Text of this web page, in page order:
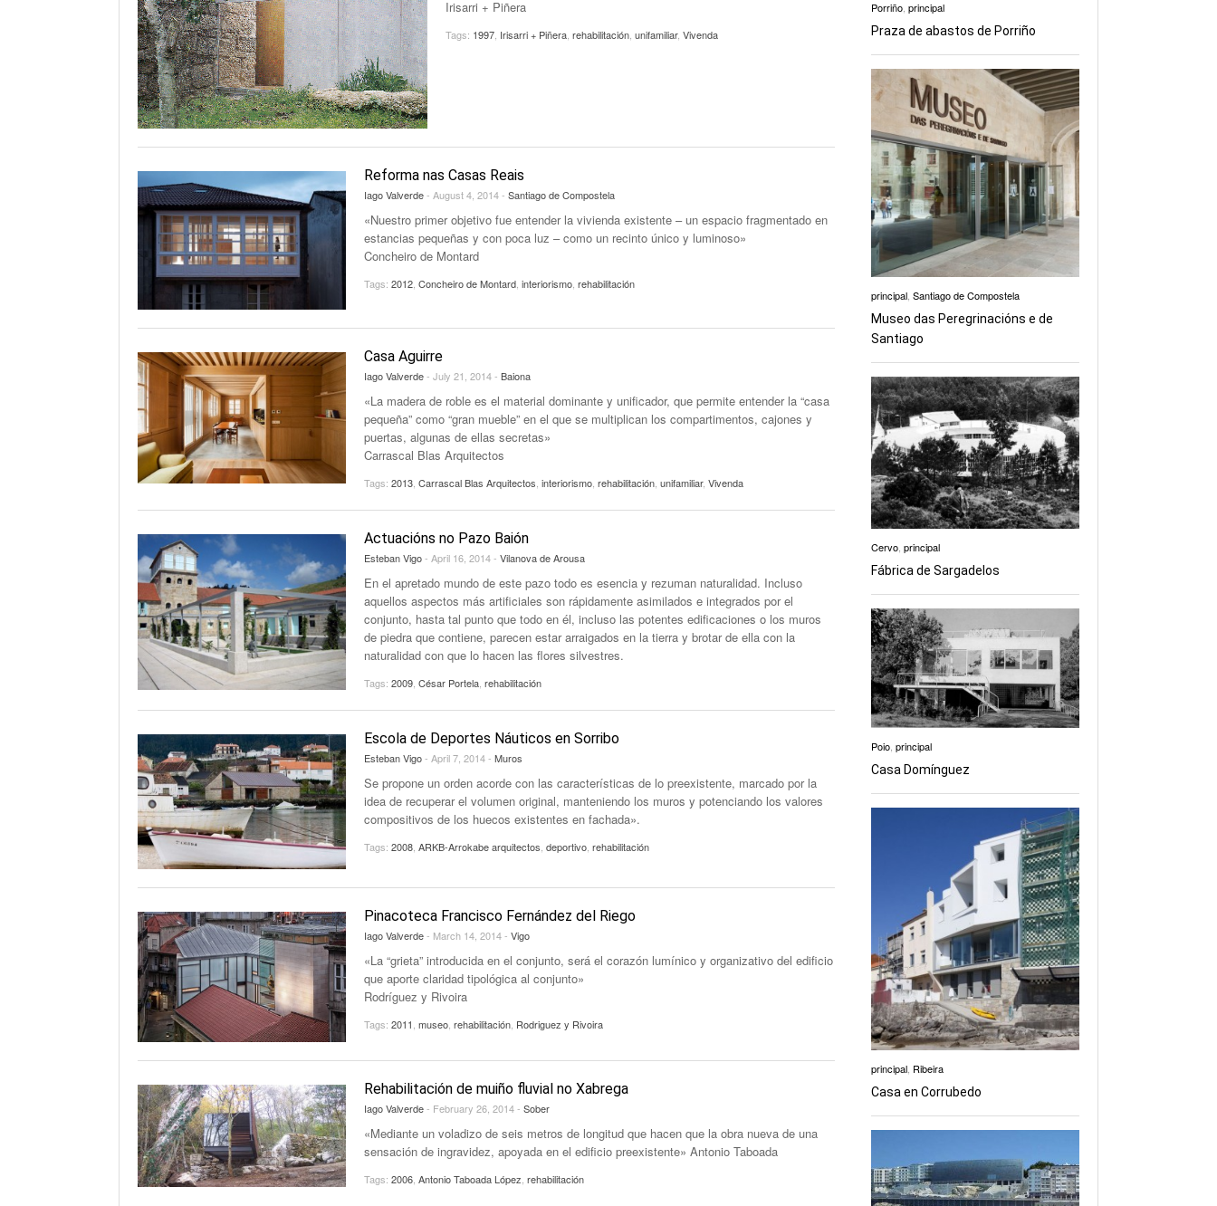
Irisarri + Piñera
Tags: 1997 Irisarri + Piñera rehabilitación unifamiliar, Vivenda
Reforma nas Casas Reais
Iago Valverde- August 4, 2014 - Santiago de Compostela
«Nuestro primer objetivo fue entender la vivienda existente – un espacio fragmentado en
estancias pequeñas y con poca luz – como un recinto único y luminoso»
Concheiro de Montard
Tags: 2012 Concheiro de Montard interiorismo rehabilitación
Casa Aguirre
Iago Valverde- July 21, 2014 - Baiona
«La madera de roble es el material dominante y unificador, que permite entender la “casa
pequeña” como “gran mueble” en el que se multiplican los compartimentos, cajones y
puertas, algunas de ellas secretas»
Carrascal Blas Arquitectos
Tags: 2013 Carrascal Blas Arquitectos interiorismo rehabilitación unifamiliar, Vivenda
Actuacións no Pazo Baión
Esteban Vigo- April 16, 2014 - Vilanova de Arousa
En el apretado mundo de este pazo todo es esencia y rezuman naturalidad. Incluso
aquellos aspectos más artificiales son rápidamente asimilados e integrados por el
conjunto, hasta tal punto que todo en él, incluso las potentes edificaciones o los muros
de piedra que contiene, parecen estar arraigados en la tierra y brotar de ella con la
naturalidad con que lo hacen las flores silvestres.
Tags: 2009 César Portela rehabilitación
Escola de Deportes Náuticos en Sorribo
Esteban Vigo- April 7, 2014 - Muros
Se propone un orden acorde con las características de lo preexistente, marcado por la
idea de recuperar el volumen original, manteniendo los muros y potenciando los valores
compositivos de los huecos existentes en fachada».
Tags: 2008 ARKB-Arrokabe arquitectos deportivo rehabilitación
Pinacoteca Francisco Fernández del Riego
Iago Valverde- March 14, 2014 - Vigo
«La “grieta” introducida en el conjunto, será el corazón lumínico y organizativo del edificio
que aporte claridad tipológica al conjunto»
Rodríguez y Rivoira
Tags: 2011, museo, rehabilitación, Rodriguez y Rivoira
Rehabilitación de muiño fluvial no Xabrega
Iago Valverde- February 26, 2014 - Sober
«Mediante un voladizo de seis metros de longitud que hacen que la obra nueva de una
sensación de ingravidez, apoyada en el edificio preexistente» Antonio Taboada
Tags: 2006, Antonio Taboada López, rehabilitación
Porriño principal
Praza de abastos de Porriño
principal Santiago de Compostela
Museo das Peregrinacións e de
Santiago
Cervo principal
Fábrica de Sargadelos
Poio principal
Casa Domínguez
principal, Ribeira
Casa en Corrubedo